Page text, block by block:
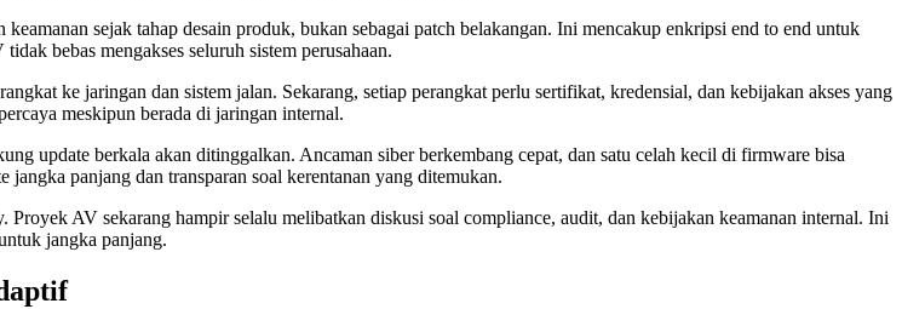
sejak tahap desain produk, bukan sebagai patch belakangan. Ini mencakup enkripsi end to end untuk
bebas mengakses seluruh sistem perusahaan.
ke jaringan dan sistem jalan. Sekarang, setiap perangkat perlu sertifikat, kredensial, dan kebijakan akses yang
meskipun berada di jaringan internal.
update berkala akan ditinggalkan. Ancaman siber berkembang cepat, dan satu celah kecil di firmware bisa
panjang dan transparan soal kerentanan yang ditemukan.
AV sekarang hampir selalu melibatkan diskusi soal compliance, audit, dan kebijakan keamanan internal. Ini
jangka panjang.